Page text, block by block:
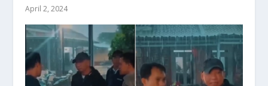
April 2, 2024